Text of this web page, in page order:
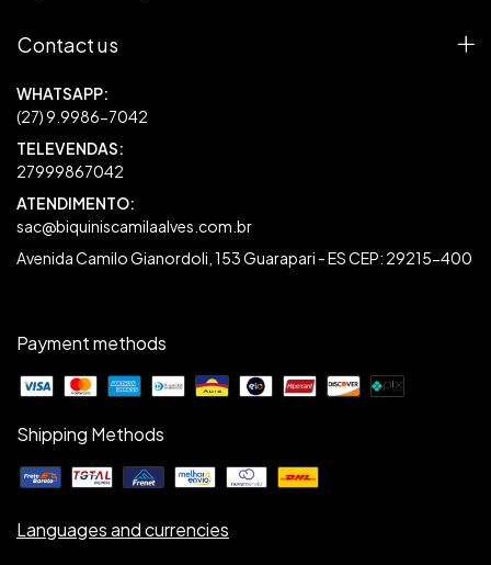
Contact us
27999867042
sac@biquiniscamilaalves.com.br
Avenida Camilo Gianordoli, 153 Guarapari - ES CEP: 29215-400
Payment methods
Shipping Methods
Languages and currencies